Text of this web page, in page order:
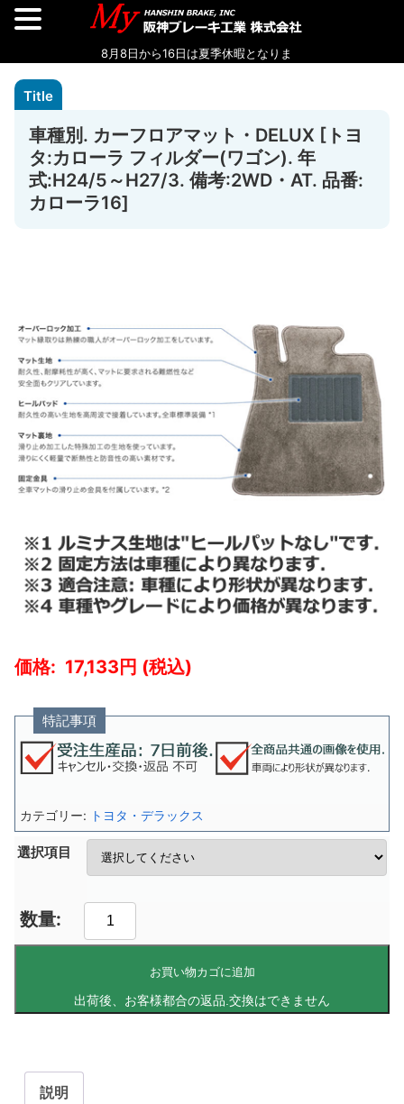
車種別. カーフロアマット・DELUX [トヨ
タ:カローラ フィルダー(ワゴン). 年
式:H24/5～H27/3. 備考:2WD・AT. 品番:
カローラ16]
17,133
特記事項
選択項目
お買い物カゴに追加
カテゴリー: トヨタ・デラックス
説明